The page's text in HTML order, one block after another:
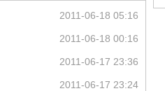
2011-06-18 05:16
2011-06-18 00:16
2011-06-17 23:36
2011-06-17 23:24